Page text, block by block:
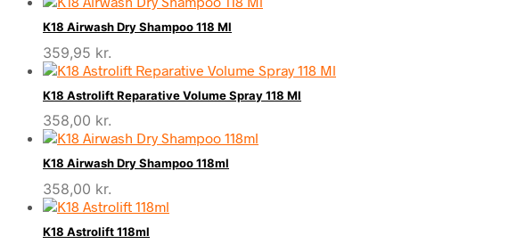
K18 Airwash Dry Shampoo 118 Ml
359,95 kr.
K18 Astrolift Reparative Volume Spray 118 Ml
358,00 kr.
K18 Airwash Dry Shampoo 118ml
358,00 kr.
K18 Astrolift 118ml